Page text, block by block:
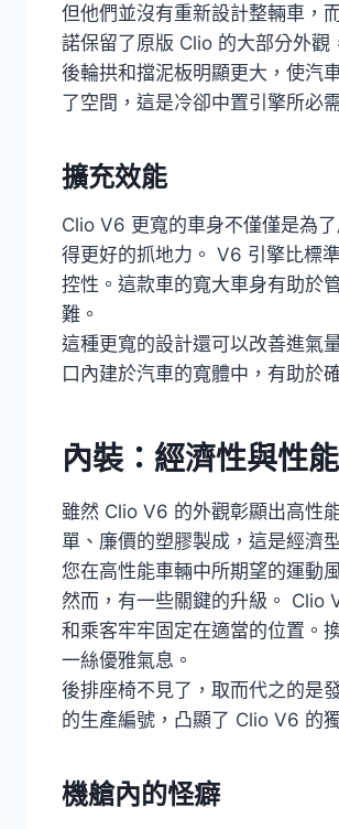
但他們並沒有重新設計整輛車，
諾保留了原版 Clio 的大部分外觀
後輪拱和擋泥板明顯更大，使汽
了空間，這是冷卻中置引擎所必
擴充效能
Clio V6 更寬的車身不僅僅是為
得更好的抓地力。 V6 引擎比標
控性。這款車的寬大車身有助於
難。
這種更寬的設計還可以改善進氣
口內建於汽車的寬體中，有助於
內裝：經濟性與性
雖然 Clio V6 的外觀彰顯出高性
單、廉價的塑膠製成，這是經濟
您在高性能車輛中所期望的運動
然而，有一些關鍵的升級。 Clio
和乘客牢牢固定在適當的位置。
一絲優雅氣息。
後排座椅不見了，取而代之的是
的生產編號，凸顯了 Clio V6 的
機艙內的怪癖